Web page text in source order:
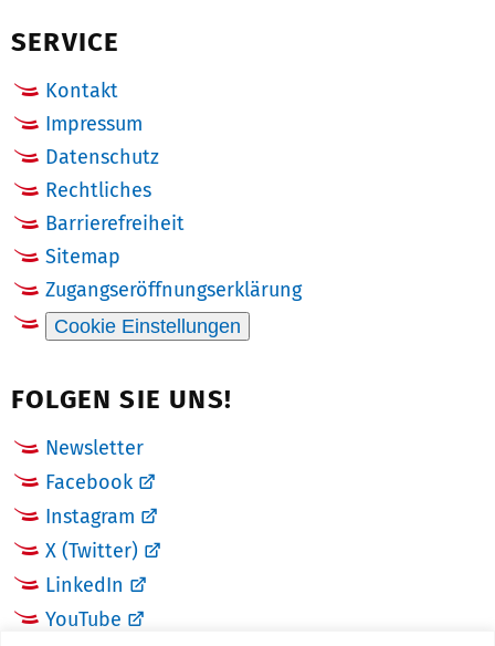
SERVICE
Kontakt
Impressum
Datenschutz
Rechtliches
Barrierefreiheit
Sitemap
Zugangseröffnungserklärung
Cookie Einstellungen
FOLGEN SIE UNS!
Newsletter
Facebook
Instagram
X (Twitter)
LinkedIn
YouTube